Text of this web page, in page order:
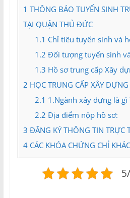
Miền
1 THÔNG BÁO TUYỂN SINH
TẠI QUẬN THỦ ĐỨC
1.1 Chỉ tiêu tuyển sinh và
1.2 Đối tượng tuyển sinh
1.3 Hồ sơ trung cấp Xây
2 HỌC TRUNG CẤP XÂY
2.1 1.Ngành xây dựng là gì
2.2 Địa điểm nộp hồ sơ:
3 ĐĂNG KÝ THÔNG TIN TRỰC
4CÁC KHÓA CHỨNG CHỈ